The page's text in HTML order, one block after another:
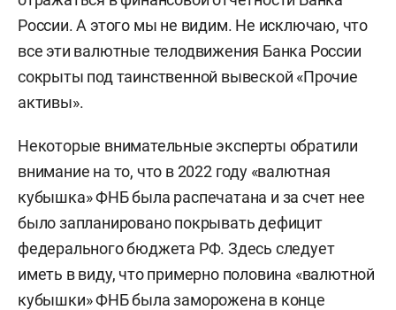
России. А этого мы не видим. Не исключаю, что
все эти валютные телодвижения Банка России
сокрыты под таинственной вывеской «Прочие
активы».
Некоторые внимательные эксперты обратили
внимание на то, что в 2022 году «валютная
кубышка» ФНБ была распечатана и за счет нее
было запланировано покрывать дефицит
федерального бюджета РФ. Здесь следует
иметь в виду, что примерно половина «валютной
кубышки» ФНБ была заморожена в конце